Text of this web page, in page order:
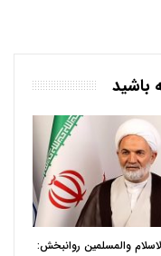
والمسلمین روانبخش: